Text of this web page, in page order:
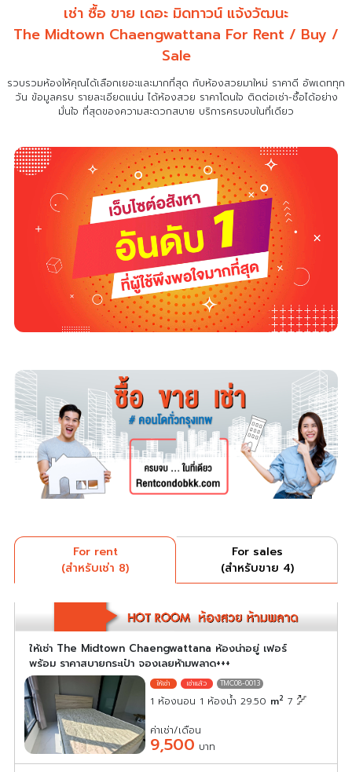
เช่า ซื้อ ขาย เดอะ มิดทาวน์ แจ้งวัฒนะ
The Midtown Chaengwattana For Rent / Buy /
Sale
รวบรวมห้องให้คุณได้เลือกเยอะและมากที่สุด กับห้องสวยมาใหม่ ราคาดี อัพเดททุก
วัน ข้อมูลครบ รายละเอียดแน่นได้ห้องสวย ราคาโดนใจ ติดต่อเช่า-ซื้อได้อย่าง
มั่นใจ ที่สุดของความสะดวกสบาย บริการครบจบในที่เดียว
For rent
(สำหรับเช่า 8)
For sales
(สำหรับขาย 4)
ให้เช่า The Midtown Chaengwattana ห้องน่าอยู่ เฟอร์
พร้อม ราคาสบายกระเป๋า จองเลยห้ามพลาด+++
TMC08-0013
1 ห้องนอน 1 ห้องน้ำ 29.50 m2 7
ค่าเช่า/เดือน
9,500 บาท